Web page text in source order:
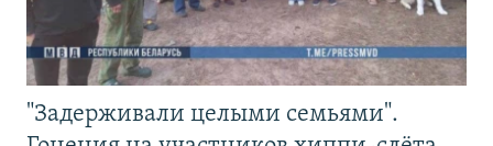
"Задерживали целыми семьями".